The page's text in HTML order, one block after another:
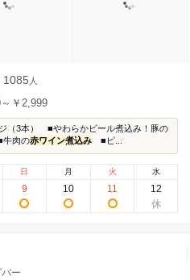
1085 人
￥2,999
（3本） ■やわらかビール煮込み！豚の
肉の赤ワイン煮込み ■ピ...
日
9
月
10
火
11
水
12
ー